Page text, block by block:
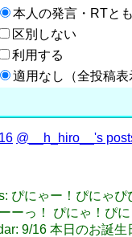
本人の発言・RTと
区別しない
利用する
適用なし（全投稿表
@__h_hiro__'s
ぴにゃー！ぴにゃ
ーっ！ ぴにゃ！ぴ
9/16 本日のお誕生